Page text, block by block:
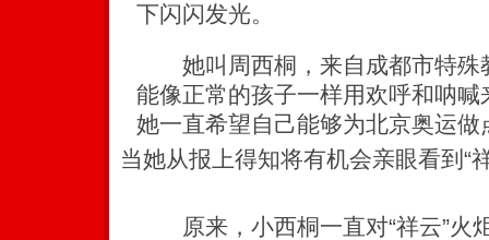
下闪闪发光。
她叫周西桐，来自成都市特殊
能像正常的孩子一样用欢呼和呐
她一直希望自己能够为北京奥运做
当她从报上得知将有机会亲眼看到“
原来，小西桐一直对“祥云”火